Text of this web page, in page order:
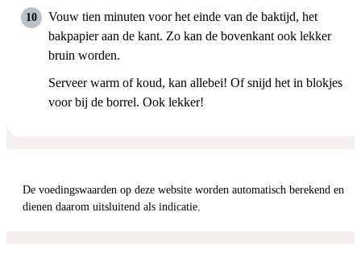
Vouw tien minuten voor het einde van de baktijd, het
bakpapier aan de kant. Zo kan de bovenkant ook lekker
bruin worden.
Serveer warm of koud, kan allebei! Of snijd het in blokjes
voor bij de borrel. Ook lekker!
De voedingswaarden op deze website worden automatisch berekend en
dienen daarom uitsluitend als indicatie.